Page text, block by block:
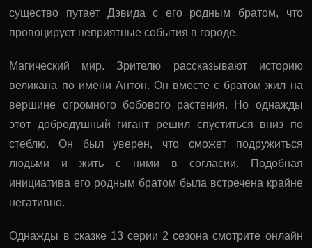
существо путает Дэвида с его родным братом, что
провоцирует неприятные события в городе.
Магический мир. Зрителю рассказывают историю
великана по имени Антон. Он вместе с братом жил на
вершине огромного бобового растения. Но однажды
этот добродушный гигант решил спуститься вниз по
стеблю. Он был уверен, что сможет подружиться
людьми и жить с ними в согласии. Подобная
инициатива его родным братом была встречена крайне
негативно.
Однажды в сказке 13 серии 2 сезона смотрите онлайн